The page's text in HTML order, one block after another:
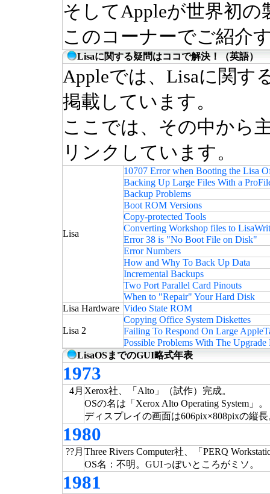
そしてAppleが世界初
このコーナーでご紹介
Lisaに関する疑問はココで解決！（英語）
Appleでは、Lisaに関す
掲載しています。
ここでは、その中から
リンクしています。
Lisa
10707 Error when Booting the Lisa
Backing Up Large Files With a
Backup Problems
Boot ROM Versions
Copy-protected Tools
Converting Workshop files to
Error 38 is "No Boot File on Disk"
Error Numbers
How and Why To Back Up Data
Incremental Backups
Two Port Parallel Card Pinouts
When to "Repair" Your Hard Disk
Lisa Hardware Video State ROM
Lisa 2
Copying Office System Diskettes
Failing To Respond On Large
Possible Problems With The Upgrade
LisaOSまでのGUI略式年表
1973
4月 Xerox社、「Alto」（試作）完成。
OSの名は「Xerox Alto Operating System」。
ディスプレイの画面は606pix×808pixの縦
1980
??月 Three Rivers Computer社、「PERQ
OS名：不明。GUIっぽいところがミソ。
1981